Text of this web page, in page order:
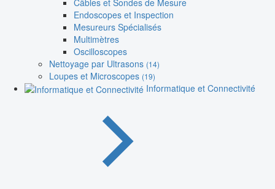
Endoscopes et Inspection
Mesureurs Spécialisés
Multimètres
Oscilloscopes
Nettoyage par Ultrasons (14)
Loupes et Microscopes (19)
Informatique et Connectivité